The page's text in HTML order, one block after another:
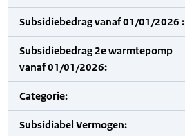
Subsidiebedrag vanaf 01/01/2026 :
Subsidiebedrag 2e warmtepomp
vanaf 01/01/2026:
Categorie:
Subsidiabel Vermogen: